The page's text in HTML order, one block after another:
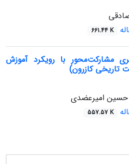
661.44 K
مشارکت‌محور با رویکرد آموزش
تاریخی کازرون)
حسین امیرعضدی
557.57 K